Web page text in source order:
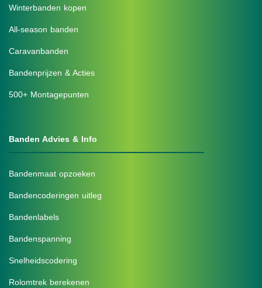
Winterbanden kopen
All-season banden
Caravanbanden
Bandenprijzen & Acties
500+ Montagepunten
Banden Advies & Info
Bandenmaat opzoeken
Bandencoderingen uitleg
Bandenlabels
Bandenspanning
Snelheidscodering
Rolomtrek berekenen